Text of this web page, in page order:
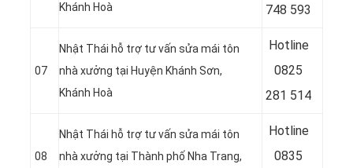
Khánh Hoà
748 593
07
Nhật Thái hỗ trợ tư vấn sửa mái tôn
nhà xưởng tại Huyện Khánh Sơn,
Khánh Hoà
Hotline
0825
281 514
08
Nhật Thái hỗ trợ tư vấn sửa mái tôn
nhà xưởng tại Thành phố Nha Trang,
Hotline
0835